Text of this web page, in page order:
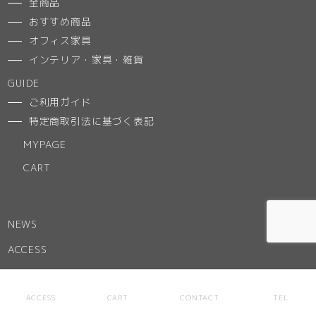
おすすめ商品
オフィス家具
インテリア・家具・雑貨
GUIDE
ご利用ガイド
特定商取引法に基づく表記
MYPAGE
CART
NEWS
ACCESS
お気に入りリスト
ACCESS CART CONTACT TEL